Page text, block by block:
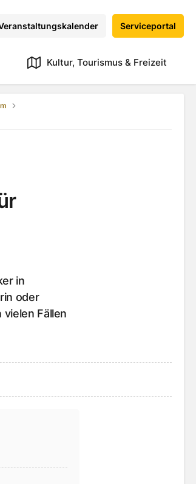
Serviceportal
Kultur, Tourismus & Freizeit
in
oder
Fällen